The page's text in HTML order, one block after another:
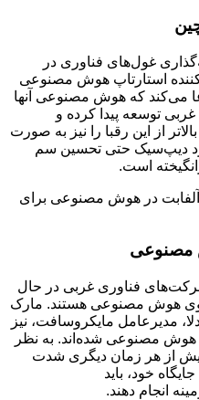
غول‌های فناوری در
استارتاپ هوش مصنوعی
می‌کند که هوش مصنوعی آنها
غربی توسعه پیدا کرده و
از این رقبا را نیز به صورت
دیپ‌سیک حتی تحسین سم
مصنوعی
فناوری غربی در حال
هوش مصنوعی هستند. مارک
مدیرعامل مایکروسافت، نیز
هوش مصنوعی شده‌اند. به نظر
از هر زمان دیگری شدت
خود، باید
انجام دهند.